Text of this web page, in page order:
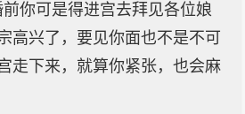
你可是得进宫去拜见各位娘
高兴了，要见你面也不是不可
走下来，就算你紧张，也会麻